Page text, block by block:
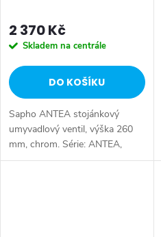
2 370 Kč
Skladem na centrále
DO KOŠÍKU
Sapho ANTEA stojánkový
umyvadlový ventil, výška 260
mm, chrom. Série: ANTEA,
SMALL PRO UMÝVÁTKA •